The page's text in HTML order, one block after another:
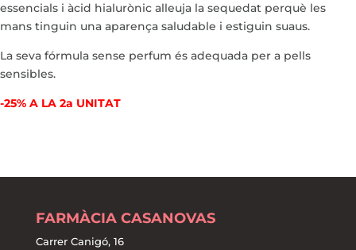
essencials i àcid hialurònic alleuja la sequedat perquè les
mans tinguin una aparença saludable i estiguin suaus.
La seva fórmula sense perfum és adequada per a pells
sensibles.
-25% A LA 2a UNITAT
FARMÀCIA CASANOVAS
Carrer Canigó, 16